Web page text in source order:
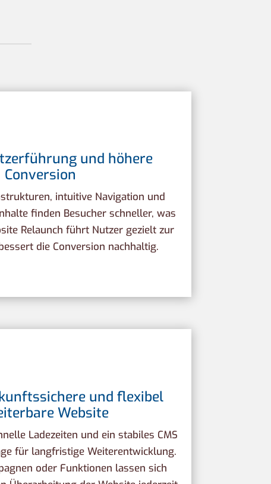
und höhere
Conversion
intuitive Navigation und
finden Besucher schneller, was
Relaunch führt Nutzer gezielt zur
die Conversion nachhaltig.
und flexibel
Website
Ladezeiten und ein stabiles CMS
für langfristige Weiterentwicklung.
oder Funktionen lassen sich